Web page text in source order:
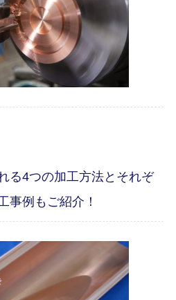
る4つの加工方法とそれぞ
事例もご紹介！